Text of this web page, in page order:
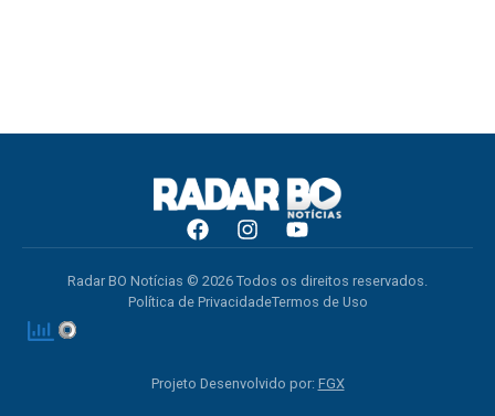
Radar BO Notícias © 2026 Todos os direitos reservados.
Política de PrivacidadeTermos de Uso
Projeto Desenvolvido por: FGX